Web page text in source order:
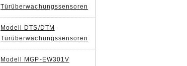
Türüberwachungssensoren
Modell DTS/DTM
Türüberwachungssensoren
Modell MGP-EW301V